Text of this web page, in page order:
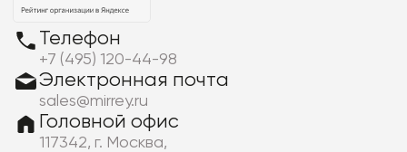
Телефон
+7 (495) 120-44-98
Электронная почта
sales@mirrey.ru
Головной офис
117342, г. Москва,